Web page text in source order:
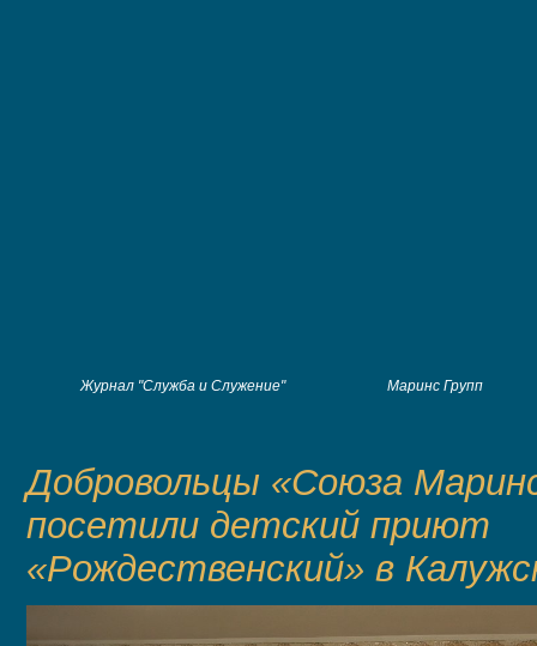
Журнал "Служба и Служение" Маринс Групп
Добровольцы «Союза
посетили детский приют
«Рождественский» в